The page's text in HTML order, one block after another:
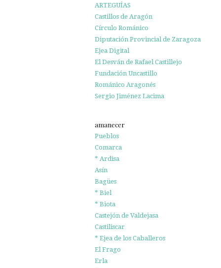
ARTEGUÍAS
Castillos de Aragón
Círculo Románico
Diputación Provincial de Zaragoza
Ejea Digital
El Desván de Rafael Castillejo
Fundación Uncastillo
Románico Aragonés
Sergio Jiménez Lacima
amanecer
Pueblos
Comarca
* Ardisa
Asín
Bagües
* Biel
* Biota
Castejón de Valdejasa
Castiliscar
* Ejea de los Caballeros
El Frago
Erla